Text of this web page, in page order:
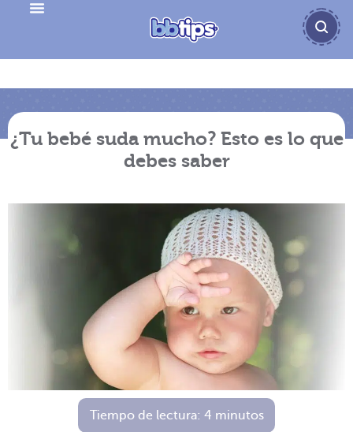
¿Tu bebé suda mucho? Esto es lo que
debes saber
Tiempo de lectura: 4 minutos